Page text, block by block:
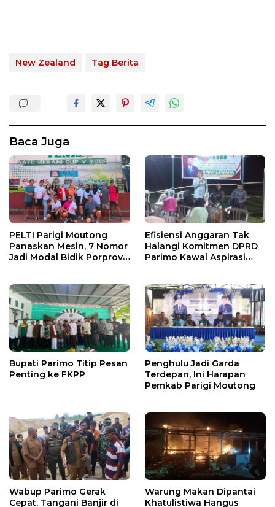
New Zealand Tag Berita
Baca Juga
PELTI Parigi Moutong
Panaskan Mesin, 7 Nomor
Jadi Modal Bidik Porprov
Efisiensi Anggaran Tak
Halangi Komitmen DPRD
Parimo Kawal Aspirasi
Bupati Parimo Titip Pesan
Penting ke FKPP
Penghulu Jadi Garda
Terdepan, Ini Harapan
Pemkab Parigi Moutong
Wabup Parimo Gerak
Cepat, Tangani Banjir di
Warung Makan Dipantai
Khatulistiwa Hangus